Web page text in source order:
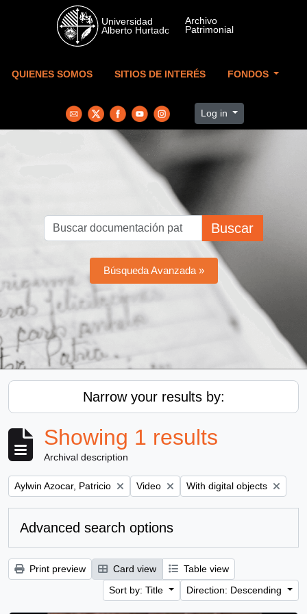
Skip to main content
QUIENES SOMOS SITIOS DE INTERÉS FONDOS
Log in
Buscar
Búsqueda Avanzada »
Narrow your results by:
Showing 1 results
Archival description
Remove filter:
Aylwin Azocar, Patricio Remove filter:
Video Remove filter:
With digital objects
Advanced search options
Print preview Card view
Table view
Sort by: Title
Direction: Descending